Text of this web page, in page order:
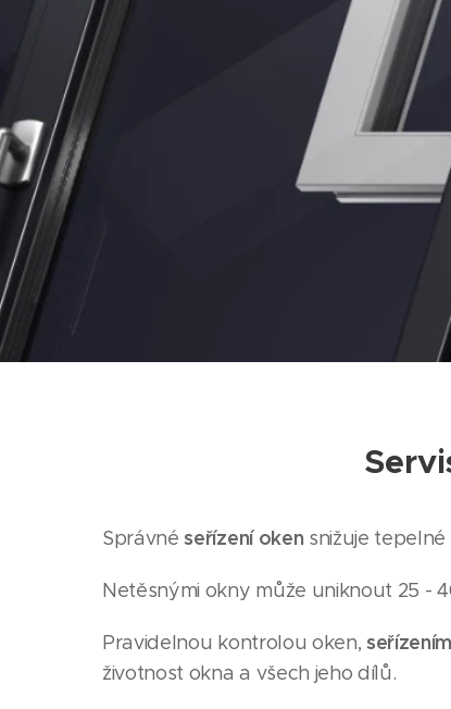
Správnéseřízení okensnižuje tepelné
Netěsnými okny může uniknout 25 -
Pravidelnou kontrolou oken,
životnost okna a všech jeho dílů.